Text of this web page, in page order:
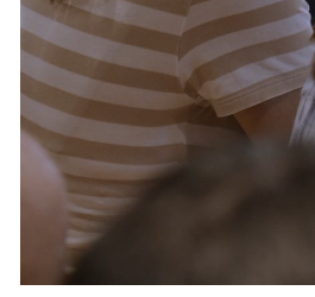
Servizi e accessibilità
Contatti
FAQ
Biglietti